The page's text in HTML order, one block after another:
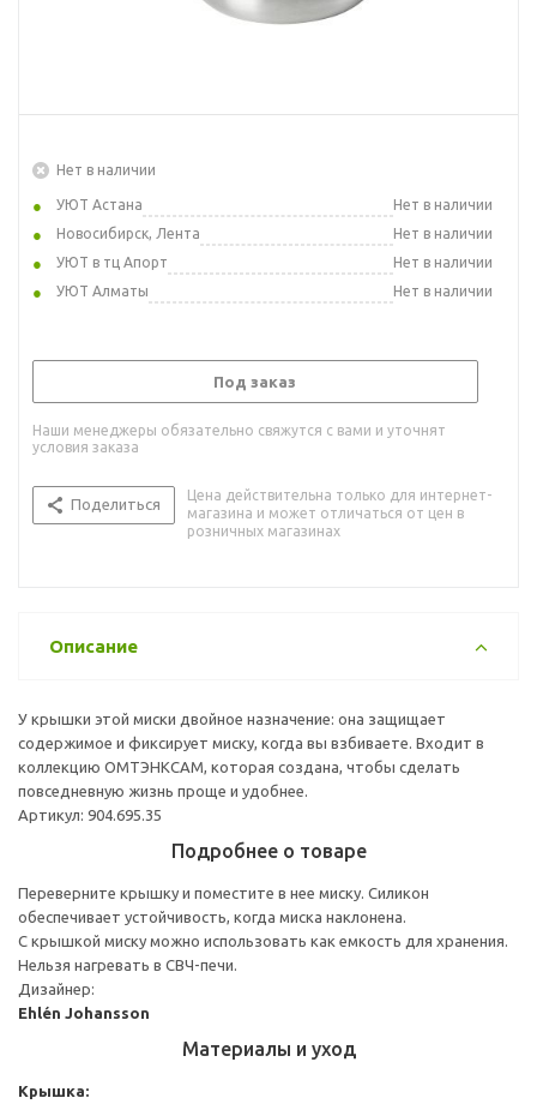
Нет в наличии
УЮТ Астана
Нет в наличии
Новосибирск, Лента
Нет в наличии
УЮТ в тц Апорт
Нет в наличии
УЮТ Алматы
Нет в наличии
Под заказ
Наши менеджеры обязательно свяжутся с вами и уточнят
условия заказа
Поделиться
Цена действительна только для интернет-
магазина и может отличаться от цен в
розничных магазинах
Описание
У крышки этой миски двойное назначение: она защищает
содержимое и фиксирует миску, когда вы взбиваете. Входит в
коллекцию ОМТЭНКСАМ, которая создана, чтобы сделать
повседневную жизнь проще и удобнее.
Артикул: 904.695.35
Подробнее о товаре
Переверните крышку и поместите в нее миску. Силикон
обеспечивает устойчивость, когда миска наклонена.
С крышкой миску можно использовать как емкость для хранения.
Нельзя нагревать в СВЧ-печи.
Дизайнер:
Ehlén Johansson
Материалы и уход
Крышка: